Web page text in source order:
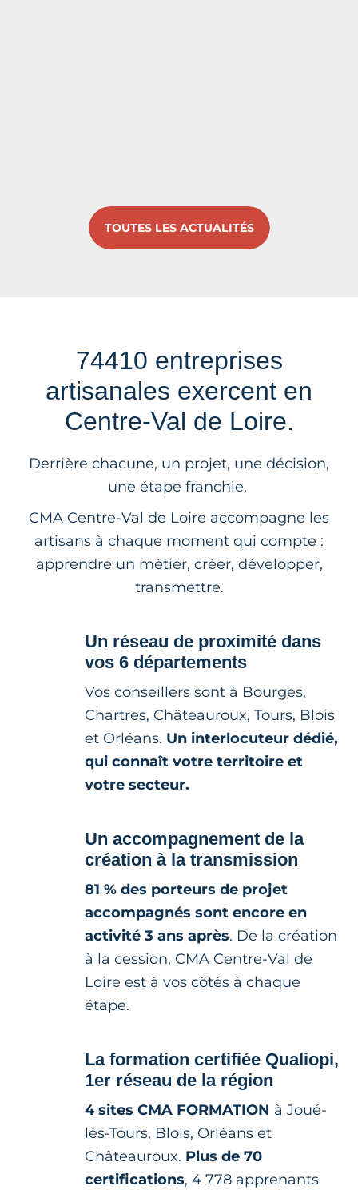
TOUTES LES ACTUALITÉS
74410 entreprises
artisanales exercent en
Centre-Val de Loire.
Derrière chacune, un projet, une décision,
une étape franchie.
CMA Centre-Val de Loire accompagne les
artisans à chaque moment qui compte :
apprendre un métier, créer, développer,
transmettre.
Un réseau de proximité dans
vos 6 départements
Vos conseillers sont à Bourges,
Chartres, Châteauroux, Tours, Blois
et Orléans. Un interlocuteur dédié,
qui connaît votre territoire et
votre secteur.
Un accompagnement de la
création à la transmission
81 % des porteurs de projet
accompagnés sont encore en
activité 3 ans après. De la création
à la cession, CMA Centre-Val de
Loire est à vos côtés à chaque
étape.
La formation certifiée Qualiopi,
1er réseau de la région
4 sites CMA FORMATION à Joué-
lès-Tours, Blois, Orléans et
Châteauroux. Plus de 70
certifications, 4 778 apprenants